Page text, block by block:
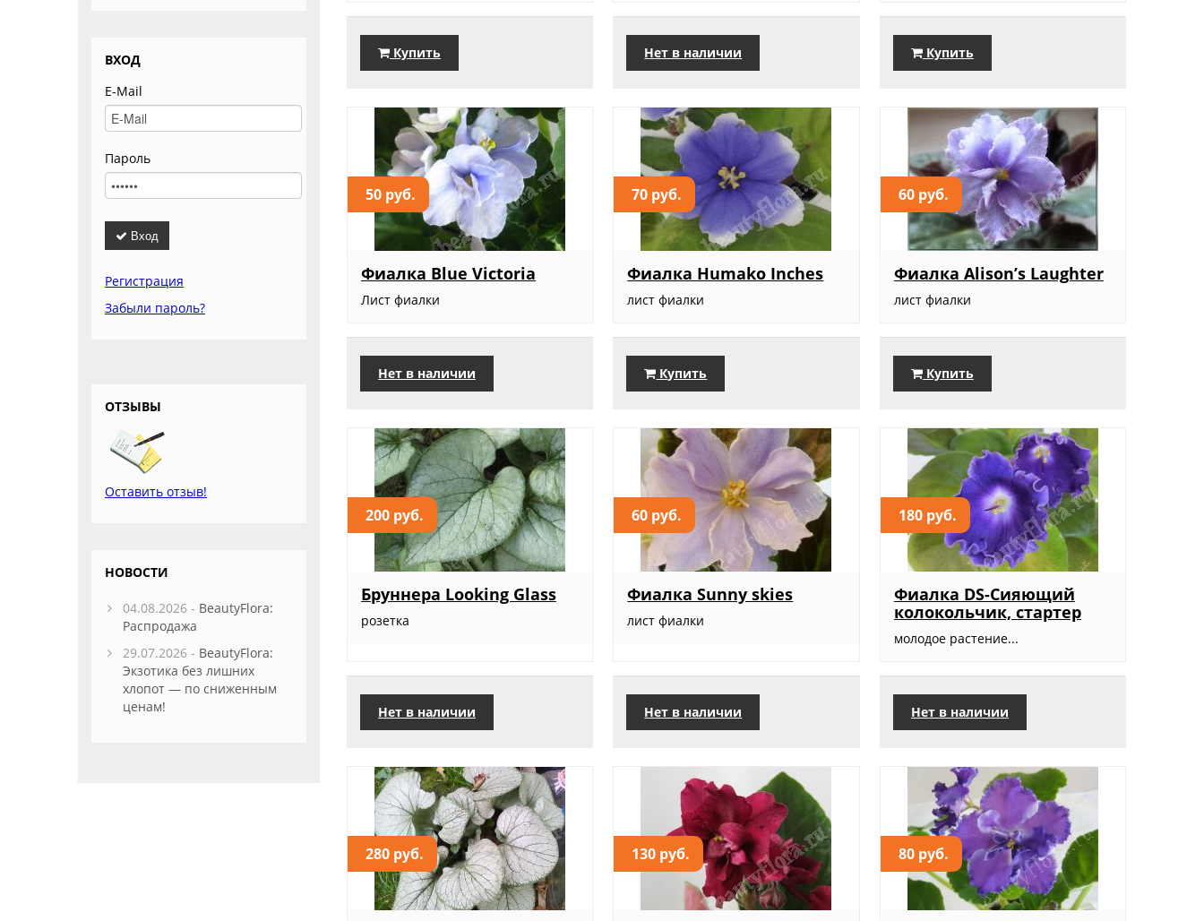
Купить Нет в наличии Купить
50 руб.
Фиалка Blue Victoria
Лист фиалки
Нет в наличии
70 руб.
Фиалка Humako Inches
лист фиалки
Купить
60 руб.
Фиалка Alison’s Laughter
лист фиалки
Купить
200 руб.
Бруннера Looking Glass
розетка
Нет в наличии
60 руб.
Фиалка Sunny skies
лист фиалки
Нет в наличии
180 руб.
Фиалка DS-Сияющий
колокольчик, стартер
молодое растение...
Нет в наличии
280 руб. 130 руб. 80 руб.
ВХОД
E-Mail
Пароль
Вход
Регистрация
Забыли пароль?
ОТЗЫВЫ
Оставить отзыв!
НОВОСТИ
04.08.2026 - BeautyFlora:
Распродажа
29.07.2026 - BeautyFlora:
Экзотика без лишних
хлопот — по сниженным
ценам!